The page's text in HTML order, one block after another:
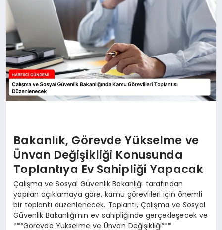
Bakanlık, Görevde Yükselme ve
Ünvan Değişikliği Konusunda
Toplantıya Ev Sahipliği Yapacak
Çalışma ve Sosyal Güvenlik Bakanlığı tarafından
yapılan açıklamaya göre, kamu görevlileri için önemli
bir toplantı düzenlenecek. Toplantı, Çalışma ve Sosyal
Güvenlik Bakanlığı’nın ev sahipliğinde gerçekleşecek ve
**”Görevde Yükselme ve Ünvan Değişikliği”**